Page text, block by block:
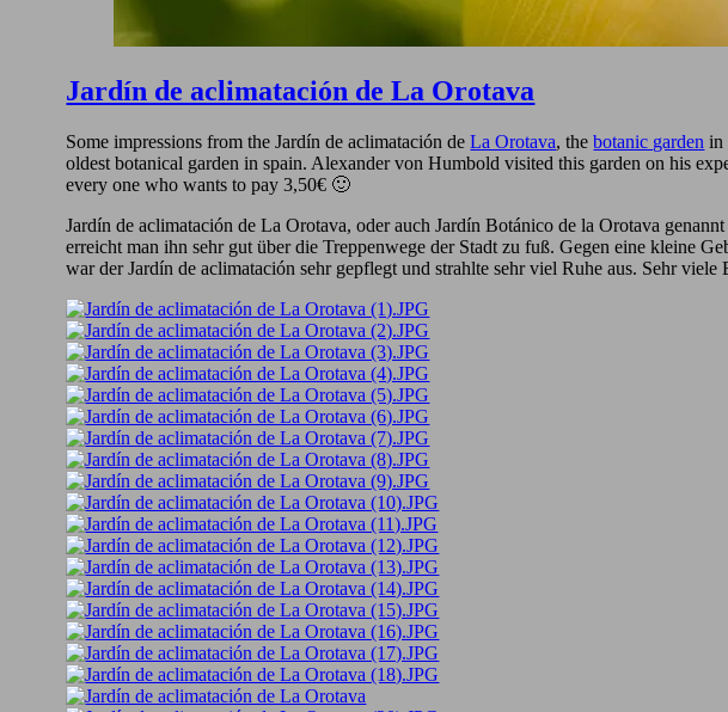
Jardín de aclimatación de La Orotava
Some impressions from the Jardín de aclimatación deLa Orotava, thebotanic garden in
oldest botanical garden in spain. Alexander von Humbold visited this garden on his
every one who wants to pay 3,50€ 🙂
Jardín de aclimatación de La Orotava, oder auch Jardín Botánico de la Orotava
erreicht man ihn sehr gut über die Treppenwege der Stadt zu fuß. Gegen eine kleine
war der Jardín de aclimatación sehr gepflegt und strahlte sehr viel Ruhe aus. Sehr